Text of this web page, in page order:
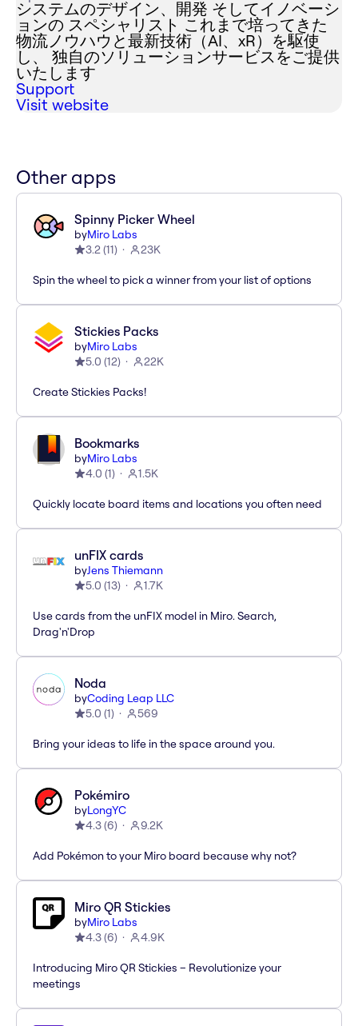
システムのデザイン、開発 そしてイノベーシ
ョンの スペシャリスト これまで培ってきた
物流ノウハウと最新技術（AI、xR）を駆使
し、 独自のソリューションサービスをご提供
いたします
Support
Visit website
Other apps
Spinny Picker Wheel
byMiro Labs
3.2(11) 23K
Spin the wheel to pick a winner from your list of options
Stickies Packs
byMiro Labs
5.0 (12) 22K
Create Stickies Packs!
Bookmarks
byMiro Labs
4.0 (1) 1.5K
Quickly locate board items and locations you often need
unFIX cards
byJens Thiemann
5.0 (13) 1.7K
Use cards from the unFIX model in Miro. Search,
Drag'n'Drop
Noda
byCoding Leap LLC
5.0 (1) 569
Bring your ideas to life in the space around you.
Pokémiro
byLongYC
4.3(6) 9.2K
Add Pokémon to your Miro board because why not?
Miro QR Stickies
byMiro Labs
4.3(6) 4.9K
Introducing Miro QR Stickies – Revolutionize your
meetings